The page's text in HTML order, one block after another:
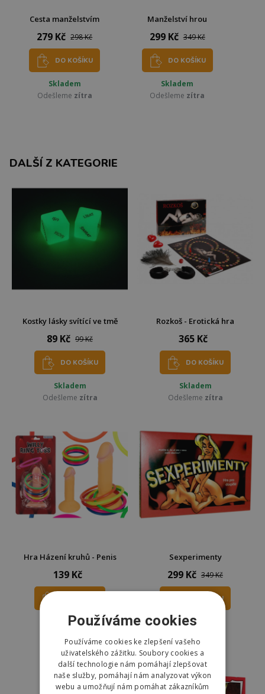
Cesta manželstvím
279 Kč 298 Kč
DO KOŠÍKU
Skladem
Odešleme zítra
Manželství hrou
299 Kč 349 Kč
DO KOŠÍKU
Skladem
Odešleme zítra
DALŠÍ Z KATEGORIE
Kostky lásky svítící ve tmě
89 Kč 99 Kč
DO KOŠÍKU
Skladem
Odešleme zítra
Rozkoš - Erotická hra
365 Kč
DO KOŠÍKU
Skladem
Odešleme zítra
Hra Házení kruhů - Penis
139 Kč
Skladem
Sexperimenty
299 Kč 349 Kč
DO KOŠÍKU
Skladem
Používáme cookies
Používáme cookies ke zlepšení vašeho
uživatelského zážitku. Soubory cookies a
další technologie nám pomáhají zlepšovat
naše služby, pomáhají nám analyzovat výkon
webu a umožňují nám pomáhat zákazníkům